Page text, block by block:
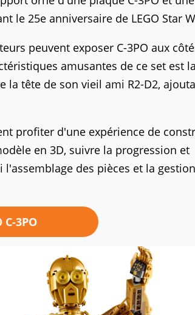
le 25e anniversaire de LEGO Star
peuvent exposer C-3PO aux
amusantes de ce set est la
tête de son vieil ami R2-D2,
profiter d'une expérience de
en 3D, suivre la progression et
des pièces et la
3PO